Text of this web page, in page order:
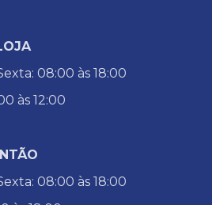
08:00 às 18:00
às 12:00
08:00 às 18:00